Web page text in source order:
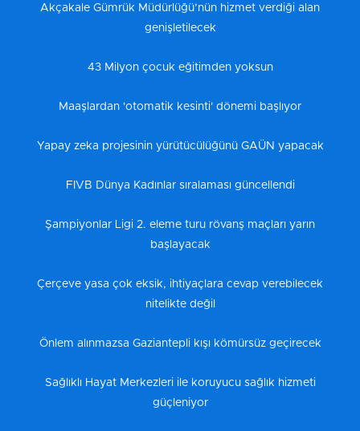
Akçakale Gümrük Müdürlüğü’nün hizmet verdiği alan
genişletilecek
43 Milyon çocuk eğitimden yoksun
Maaşlardan 'otomatik kesinti' dönemi başlıyor
Yapay zeka projesinin yürütücülüğünü GAÜN yapacak
FIVB Dünya Kadınlar sıralaması güncellendi
Şampiyonlar Ligi 2. eleme turu rövanş maçları yarın
başlayacak
Çerçeve yasa çok eksik, ihtiyaçlara cevap verebilecek
nitelikte değil
Önlem alınmazsa Gaziantepli kışı kömürsüz geçirecek
Sağlıklı Hayat Merkezleri ile koruyucu sağlık hizmeti
güçleniyor